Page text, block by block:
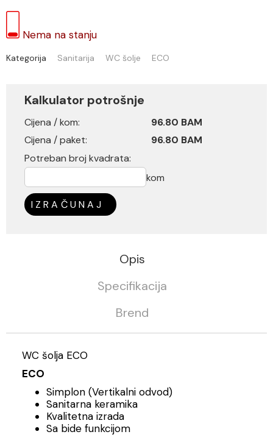
Nema na stanju
Kategorija Sanitarija WC šolje ECO
Kalkulator potrošnje
Cijena / kom:
96.80 BAM
Cijena / paket:
96.80 BAM
Potreban broj kvadrata:
kom
IZRAČUNAJ
Opis
Specifikacija
Brend
WC šolja ECO
ECO
Simplon (Vertikalni odvod)
Sanitarna keramika
Kvalitetna izrada
Sa bide funkcijom